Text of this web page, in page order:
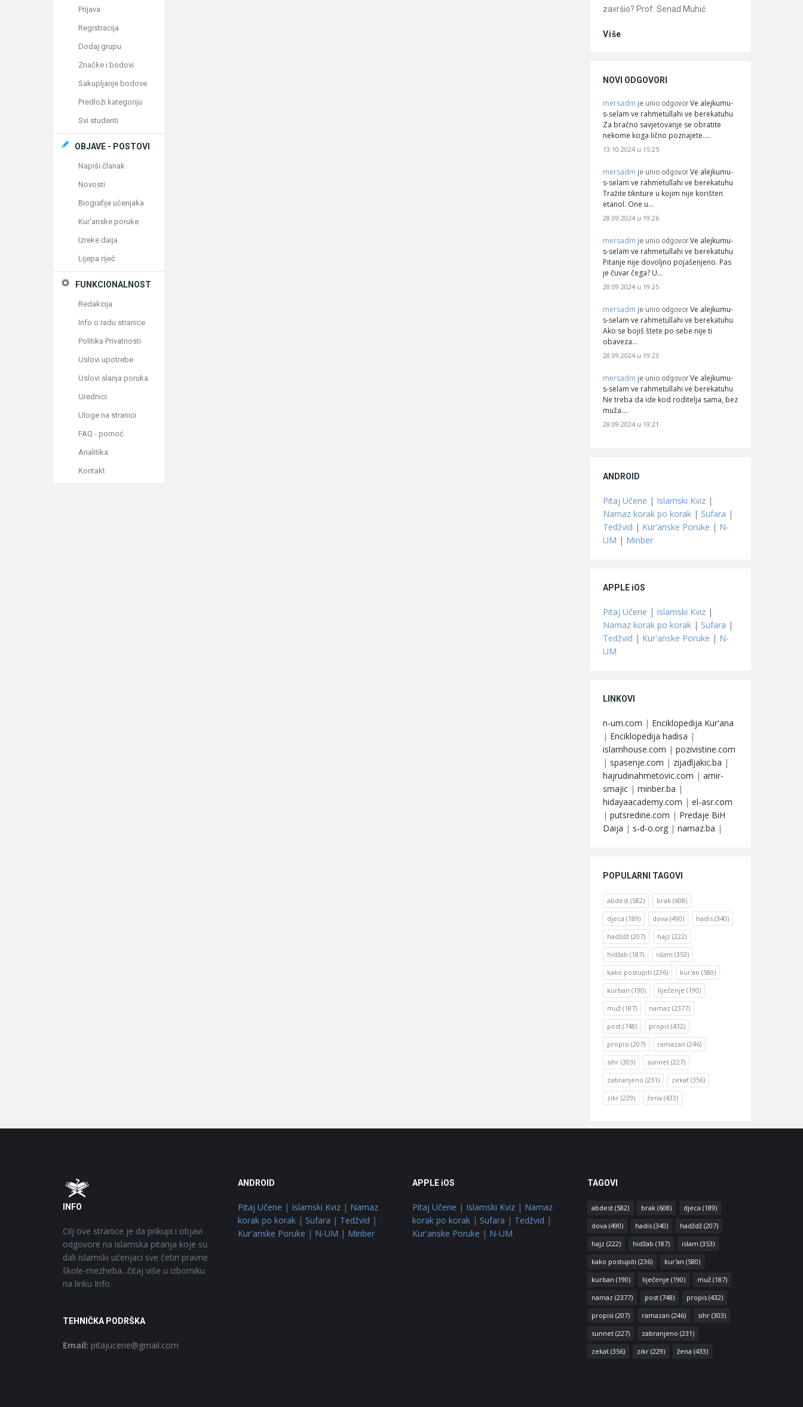
završio? Prof. Senad Muhić
Više
NOVI ODGOVORI
mersadm je unio odgovor Ve alejkumu-
s-selam ve rahmetullahi ve berekatuhu
Za bračno savjetovanje se obratite
nekome koga lično poznajete.…
13.10.2024 u 15:25
mersadm je unio odgovor Ve alejkumu-
s-selam ve rahmetullahi ve berekatuhu
Tražite tiknture u kojim nije korišten
etanol. One u…
28.09.2024 u 19:26
mersadm je unio odgovor Ve alejkumu-
s-selam ve rahmetullahi ve berekatuhu
Pitanje nije dovoljno pojašenjeno. Pas
je čuvar čega? U…
28.09.2024 u 19:25
mersadm je unio odgovor Ve alejkumu-
s-selam ve rahmetullahi ve berekatuhu
Ako se bojiš štete po sebe nije ti
obaveza…
28.09.2024 u 19:23
mersadm je unio odgovor Ve alejkumu-
s-selam ve rahmetullahi ve berekatuhu
Ne treba da ide kod roditelja sama, bez
muža.…
28.09.2024 u 19:21
ANDROID
Pitaj Učene | Islamski Kviz |
Namaz korak po korak | Sufara |
Tedžvid | Kur'anske Poruke | N-
UM | Minber
APPLE iOS
Pitaj Učene | Islamski Kviz |
Namaz korak po korak | Sufara |
Tedžvid | Kur'anske Poruke | N-
UM
LINKOVI
n-um.com | Enciklopedija Kur'ana
| Enciklopedija hadisa |
islamhouse.com | pozivistine.com
| spasenje.com | zijadljakic.ba |
hajrudinahmetovic.com | amir-
smajic | minber.ba |
hidayaacademy.com | el-asr.com
| putsredine.com | Predaje BiH
Daija | s-d-o.org | namaz.ba |
POPULARNI TAGOVI
abdest (582) brak (608)
djeca (189) dova (490) hadis (340)
hadždž (207) hajz (222)
hidžab (187) islam (353)
kako postupiti (236) kur'an (580)
kurban (190) liječenje (190)
muž (187) namaz (2377)
post (748) propis (432)
propisi (207) ramazan (246)
sihr (303) sunnet (227)
zabranjeno (231) zekat (356)
zikr (229) žena (433)
Prijava
Registracija
Dodaj grupu
Značke i bodovi
Sakupljanje bodove
Predloži kategoriju
Svi studenti
OBJAVE - POSTOVI
Napiši članak
Novosti
Biografije učenjaka
Kur'anske poruke
Izreke daija
Lijepa riječ
FUNKCIONALNOST
Redakcija
Info o radu stranice
Politika Privatnosti
Uslovi upotrebe
Uslovi slanja poruka
Urednici
Uloge na stranici
FAQ - pomoć
Analitika
Kontakt
Footer
INFO
Cilj ove stranice je da prikupi i objavi
odgovore na islamska pitanja koje su
dali islamski učenjaci sve četiri pravne
škole-mezheba...čitaj više u izborniku
na linku Info.
TEHNIČKA PODRŠKA
Email: pitajucene@gmail.com
ANDROID
Pitaj Učene | Islamski Kviz| Namaz
korak po korak| Sufara | Tedžvid |
Kur'anske Poruke | N-UM | Minber
APPLE iOS
Pitaj Učene | Islamski Kviz | Namaz
korak po korak | Sufara | Tedžvid |
Kur'anske Poruke | N-UM
TAGOVI
abdest(582) brak(608) djeca (189)
dova (490) hadis(340) hadždž(207)
hajz (222) hidžab (187) islam (353)
kako postupiti (236) kur'an (580)
kurban (190) liječenje (190) muž(187)
namaz (2377) post(748) propis(432)
propisi (207) ramazan (246) sihr(303)
sunnet(227) zabranjeno (231)
zekat(356) zikr(229) žena (433)